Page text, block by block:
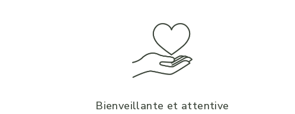
Bienveillante et attentive